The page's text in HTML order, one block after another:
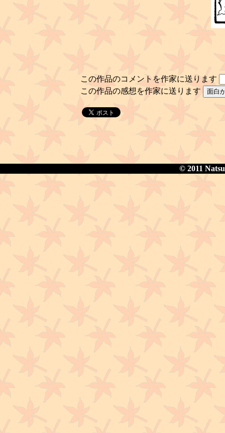
この作品のコメントを作家に送ります
この作品の感想を作家に送ります
© 2011